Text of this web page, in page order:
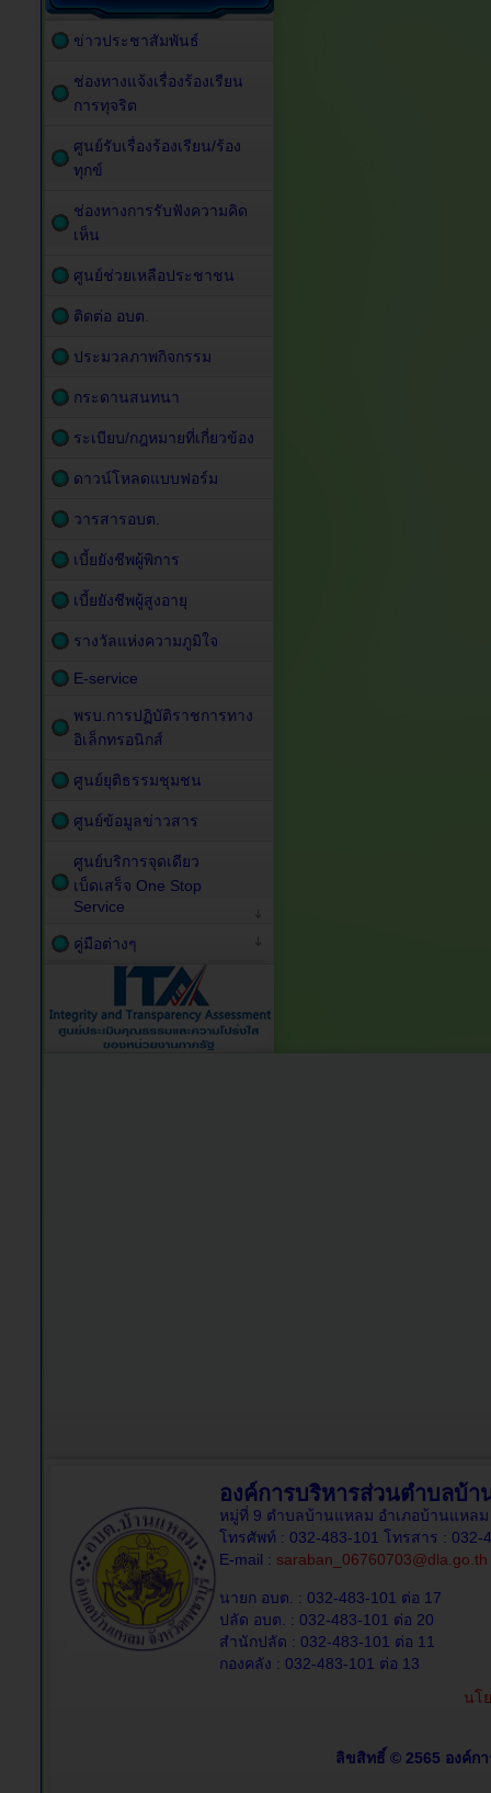
ข่าวประชาสัมพันธ์
ช่องทางแจ้งเรื่องร้องเรียน
การทุจริต
ศูนย์รับเรื่องร้องเรียน/ร้อง
ทุกข์
ช่องทางการรับฟังความคิด
เห็น
ศูนย์ช่วยเหลือประชาชน
ติดต่อ อบต.
ประมวลภาพกิจกรรม
กระดานสนทนา
ระเบียบ/กฎหมายที่เกี่ยวข้อง
ดาวน์โหลดแบบฟอร์ม
วารสารอบต.
เบี้ยยังชีพผู้พิการ
เบี้ยยังชีพผู้สูงอายุ
รางวัลแห่งความภูมิใจ
E-service
พรบ.การปฏิบัติราชการทาง
อิเล็กทรอนิกส์
ศูนย์ยุติธรรมชุมชน
ศูนย์ข้อมูลข่าวสาร
ศูนย์บริการจุดเดียว
เบ็ดเสร็จ One Stop
Service
คู่มือต่างๆ
องค์การบริหารส่วนตำบลบ้า
หมู่ที่ 9 ตำบลบ้านแหลม อำเภอบ้านแหลม
โทรศัพท์ : 032-483-101 โทรสาร : 032-
E-mail : saraban_06760703@dla.go.th
นายก อบต. : 032-483-101 ต่อ 17
ปลัด อบต. : 032-483-101 ต่อ 20
สำนักปลัด : 032-483-101 ต่อ 11
กองคลัง : 032-483-101 ต่อ 13
นโ
ลิขสิทธิ์ © 2565 องค์ก